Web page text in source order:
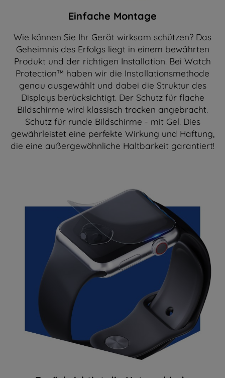
Einfache Montage
Wie können Sie Ihr Gerät wirksam schützen? Das
Geheimnis des Erfolgs liegt in einem bewährten
Produkt und der richtigen Installation. Bei Watch
Protection™ haben wir die Installationsmethode
genau ausgewählt und dabei die Struktur des
Displays berücksichtigt. Der Schutz für flache
Bildschirme wird klassisch trocken angebracht.
Schutz für runde Bildschirme - mit Gel. Dies
gewährleistet eine perfekte Wirkung und Haftung,
die eine außergewöhnliche Haltbarkeit garantiert!